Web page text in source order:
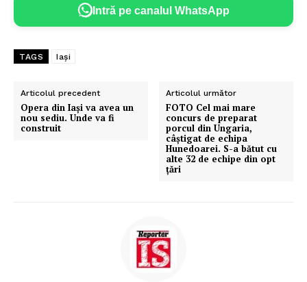
Intră pe canalul WhatsApp
TAGS Iași
Articolul precedent
Opera din Iași va avea un
nou sediu. Unde va fi
construit
Articolul următor
FOTO Cel mai mare
concurs de preparat
porcul din Ungaria,
câștigat de echipa
Hunedoarei. S-a bătut cu
alte 32 de echipe din opt
țări